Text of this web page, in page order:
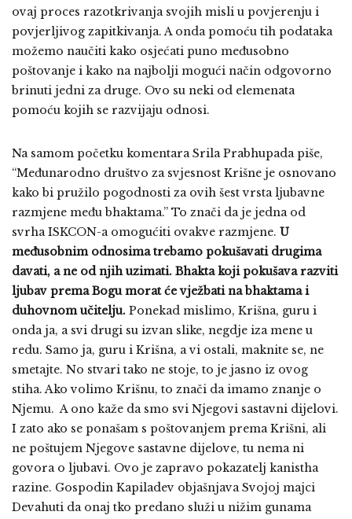
ovaj proces razotkrivanja svojih misli u povjerenju i
povjerljivog zapitkivanja. A onda pomoću tih podataka
možemo naučiti kako osjećati puno međusobno
poštovanje i kako na najbolji mogući način odgovorno
brinuti jedni za druge. Ovo su neki od elemenata
pomoću kojih se razvijaju odnosi.
Na samom početku komentara Srila Prabhupada piše,
“Međunarodno društvo za svjesnost Krišne je osnovano
kako bi pružilo pogodnosti za ovih šest vrsta ljubavne
razmjene među bhaktama.” To znači da je jedna od
svrha ISKCON-a omogućiti ovakve razmjene. U
međusobnim odnosima trebamo pokušavati drugima
davati, a ne od njih uzimati. Bhakta koji pokušava razviti
ljubav prema Bogu morat će vježbati na bhaktama i
duhovnom učitelju. Ponekad mislimo, Krišna, guru i
onda ja, a svi drugi su izvan slike, negdje iza mene u
redu. Samo ja, guru i Krišna, a vi ostali, maknite se, ne
smetajte. No stvari tako ne stoje, to je jasno iz ovog
stiha. Ako volimo Krišnu, to znači da imamo znanje o
Njemu. A ono kaže da smo svi Njegovi sastavni dijelovi.
I zato ako se ponašam s poštovanjem prema Krišni, ali
ne poštujem Njegove sastavne dijelove, tu nema ni
govora o ljubavi. Ovo je zapravo pokazatelj kanistha
razine. Gospodin Kapiladev objašnjava Svojoj majci
Devahuti da onaj tko predano služi u nižim gunama